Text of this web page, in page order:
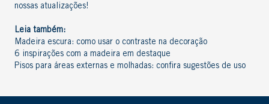
nossas atualizações!
Leia também:
Madeira escura: como usar o contraste na decoração
6 inspirações com a madeira em destaque
Pisos para áreas externas e molhadas: confira sugestões de uso